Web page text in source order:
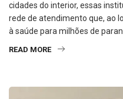
cidades do interior, essas
rede de atendimento que, ao
à saúde para milhões de
READ MORE